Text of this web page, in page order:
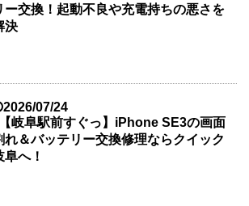
ー交換！起動不良や充電持ちの悪さを
決
2026/07/24
【岐阜駅前すぐっ】iPhone SE3の画面
れ＆バッテリー交換修理ならクイック
阜へ！